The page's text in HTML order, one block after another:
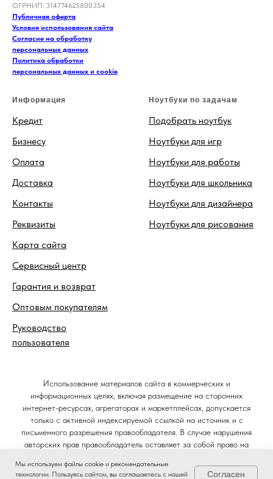
ОГРНИП: 314774625800354
Публичная оферта
Условия использования сайта
Согласие на обработку
персональных данных
Политика обработки
персональных данных и cookie
Информация
Кредит
Бизнесу
Оплата
Доставка
Контакты
Реквизиты
Карта сайта
Сервисный центр
Гарантия и возврат
Оптовым покупателям
Руководство
пользователя
Ноутбуки по задачам
Подобрать ноутбук
Ноутбуки для игр
Ноутбуки для работы
Ноутбуки для школьника
Ноутбуки для дизайнера
Ноутбуки для рисования
Использование материалов сайта в коммерческих и
информационных целях, включая размещение на сторонних
интернет-ресурсах, агрегаторах и маркетплейсах, допускается
только с активной индексируемой ссылкой на источник и с
письменного разрешения правообладателя. В случае нарушения
авторских прав правообладатель оставляет за собой право на
компенсации в соответствии со статьёй 1301 Гражданского кодекса
Мы используем файлы cookie и рекомендательные
технологии. Пользуясь сайтом, вы соглашаетесь с нашей
Согласен